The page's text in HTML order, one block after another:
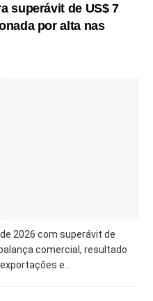
superávit de US$ 7
por alta nas
2026 com superávit de
comercial, resultado
e...